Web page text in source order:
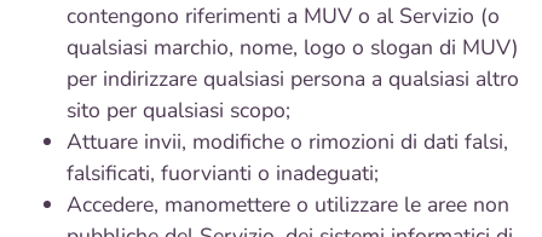
contengono riferimenti a MUV o al Servizio (o
qualsiasi marchio, nome, logo o slogan di MUV)
per indirizzare qualsiasi persona a qualsiasi altro
sito per qualsiasi scopo;
Attuare invii, modifiche o rimozioni di dati falsi,
falsificati, fuorvianti o inadeguati;
Accedere, manomettere o utilizzare le aree non